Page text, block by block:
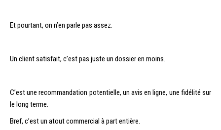
Et pourtant, on n’en parle pas assez.
Un client satisfait, c’est pas juste un dossier en moins.
C’est une recommandation potentielle, un avis en ligne, une fidélité sur
le long terme.
Bref, c’est un atout commercial à part entière.